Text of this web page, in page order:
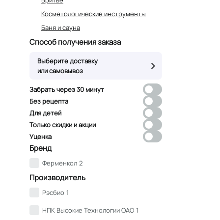
Косметологические инструменты
Баня и сауна
Способ получения заказа
Выберите доставку
или самовывоз
Забрать через 30 минут
Без рецепта
Для детей
Только скидки и акции
Уценка
Бренд
Ферменкол 2
Производитель
Рэсбио 1
НПК Высокие Технологии ОАО 1